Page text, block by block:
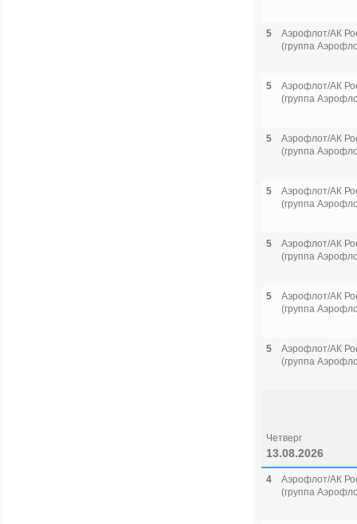
5
Аэрофлот/АК
(группа
5
Аэрофлот/АК
(группа
5
Аэрофлот/АК
(группа
5
Аэрофлот/АК
(группа
5
Аэрофлот/АК
(группа
5
Аэрофлот/АК
(группа
5
Аэрофлот/АК
(группа
Четверг
13.08.2026
4
Аэрофлот/АК
(группа